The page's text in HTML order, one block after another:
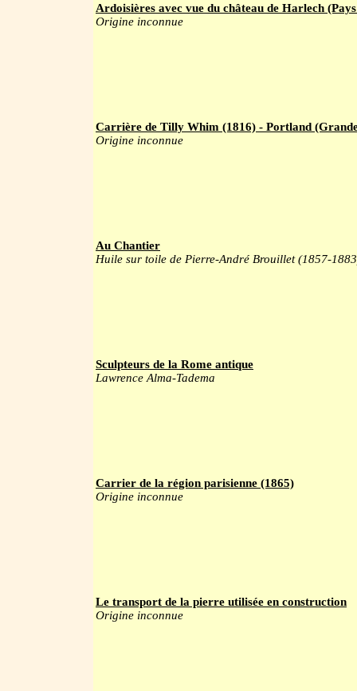
Ardoisières avec vue du château de Harlech
Origine inconnue
Carrière de Tilly Whim (1816) - Portland
Origine inconnue
Au Chantier
Huile sur toile de Pierre-André Brouillet (1857-
Sculpteurs de la Rome antique
Lawrence Alma-Tadema
Carrier de la région parisienne (1865)
Origine inconnue
Le transport de la pierre utilisée en construction
Origine inconnue